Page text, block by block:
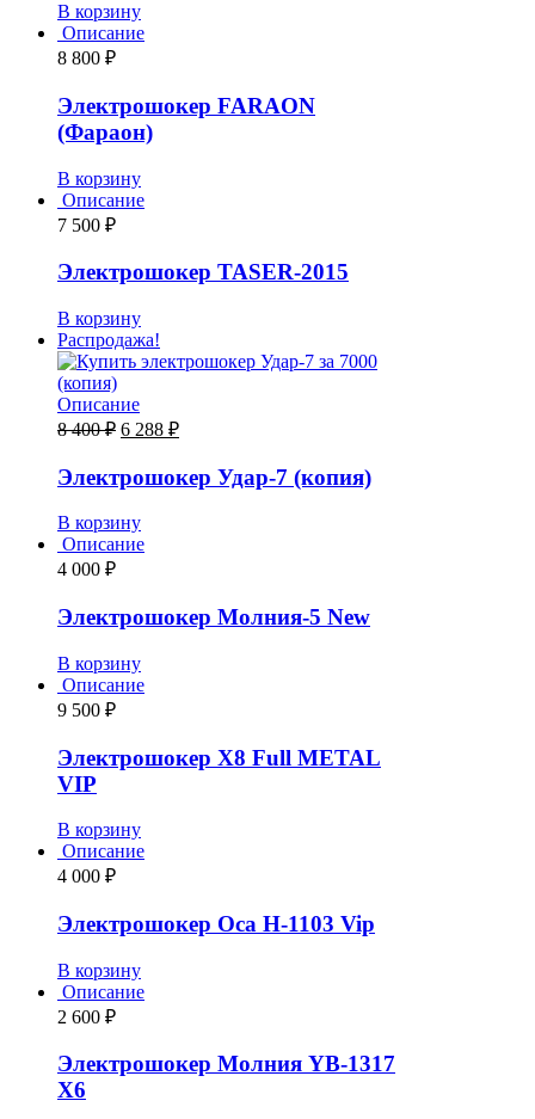
В корзину
Описание
8 800 ₽
Электрошокер FARAON
(Фараон)
В корзину
Описание
7 500 ₽
Электрошокер TASER-2015
В корзину
Распродажа!
Описание
8 400₽ 6 288 ₽
Электрошокер Удар-7 (копия)
В корзину
Описание
4 000 ₽
Электрошокер Молния-5 New
В корзину
Описание
9 500 ₽
Электрошокер Х8 Full METAL
VIP
В корзину
Описание
4 000 ₽
Электрошокер Оса H-1103 Vip
В корзину
Описание
2 600 ₽
Электрошокер Молния YB-1317
Х6